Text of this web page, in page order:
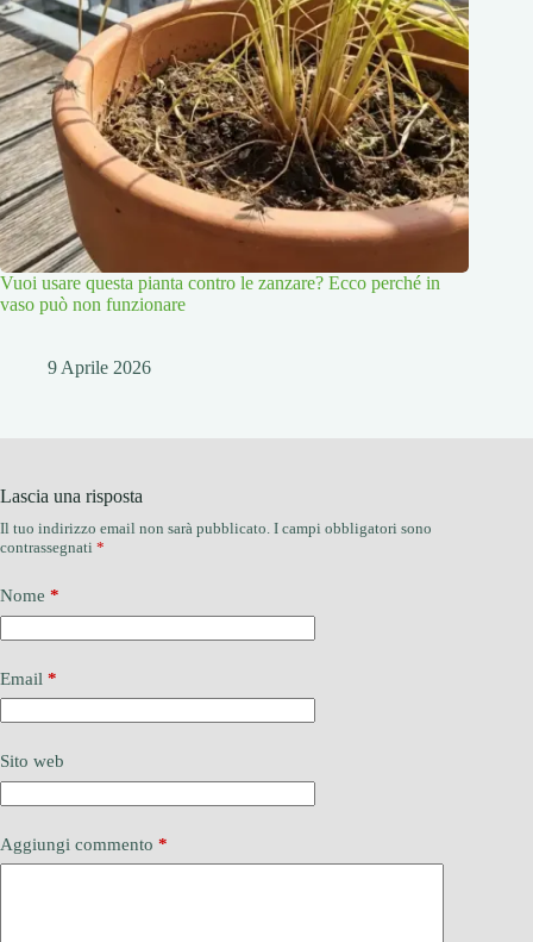
Vuoi usare questa pianta contro le zanzare? Ecco perché in
vaso può non funzionare
9 Aprile 2026
Lascia una risposta
Il tuo indirizzo email non sarà pubblicato. I campi obbligatori sono
contrassegnati *
Nome *
Email *
Sito web
Aggiungi commento *